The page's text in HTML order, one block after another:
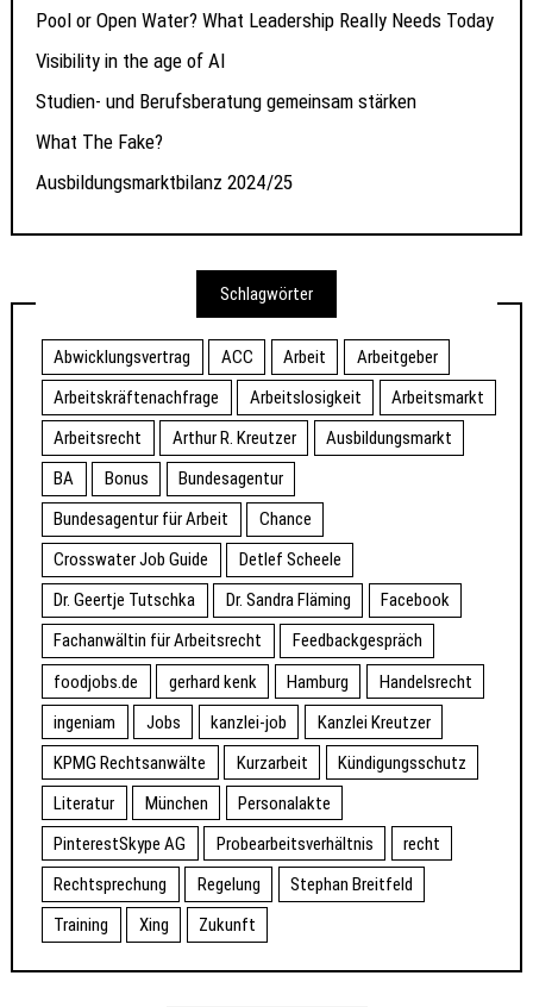
Pool or Open Water? What Leadership Really Needs Today
Visibility in the age of AI
Studien- und Berufsberatung gemeinsam stärken
What The Fake?
Ausbildungsmarktbilanz 2024/25
Schlagwörter
Abwicklungsvertrag ACC Arbeit
Arbeitgeber
Arbeitskräftenachfrage
Arbeitslosigkeit
Arbeitsmarkt
Arbeitsrecht
Arthur R. Kreutzer
Ausbildungsmarkt
BA
Bonus
Bundesagentur
Bundesagentur für Arbeit
Chance
Crosswater Job Guide
Detlef Scheele
Dr. Geertje Tutschka
Dr. Sandra Fläming
Facebook
Fachanwältin für Arbeitsrecht
Feedbackgespräch
foodjobs.de
gerhard kenk Hamburg
Handelsrecht
ingeniam
Jobs kanzlei-job
Kanzlei Kreutzer
KPMG Rechtsanwälte
Kurzarbeit
Kündigungsschutz
Literatur
München
Personalakte
PinterestSkype AG
Probearbeitsverhältnis
recht
Rechtsprechung
Regelung
Stephan Breitfeld
Training
Xing Zukunft